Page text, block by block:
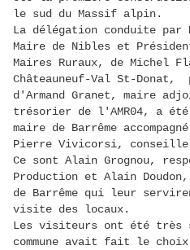
le sud du Massif alpin.
La délégation conduite par
Maire de Nibles et
Maires Ruraux, de Michel
Châteauneuf-Val St-
d'Armand Granet, maire
trésorier de l'AMR04, a été
maire de Barrême
Pierre Vivicorsi,
Ce sont Alain Grognou,
Production et Alain
de Barrême qui leur
visite des locaux.
Les visiteurs ont été très
commune avait fait le